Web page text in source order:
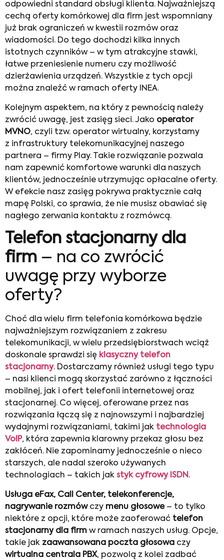
odpowiedni standard obsługi klienta. Najważniejszą
cechą oferty komórkowej dla firm jest wspomniany
już brak ograniczeń w kwestii rozmów oraz
wiadomości. Do tego dochodzi kilka innych
istotnych czynników – w tym atrakcyjne stawki,
łatwe przeniesienie numeru czy możliwość
dzierżawienia urządzeń. Wszystkie z tych opcji
można znaleźć w ramach oferty INEA.
Kolejnym aspektem, na który z pewnością należy
zwrócić uwagę, jest zasięg sieci. Jako operator
MVNO, czyli tzw. operator wirtualny, korzystamy
z infrastruktury telekomunikacyjnej naszego
partnera – firmy Play. Takie rozwiązanie pozwala
nam zapewnić komfortowe warunki dla naszych
klientów, jednocześnie utrzymując opłacalne oferty.
W efekcie nasz zasięg pokrywa praktycznie całą
mapę Polski, co sprawia, że nie musisz obawiać się
nagłego zerwania kontaktu z rozmówcą.
Telefon stacjonarny dla
firm – na co zwrócić
uwagę przy wyborze
oferty?
Choć dla wielu firm telefonia komórkowa będzie
najważniejszym rozwiązaniem z zakresu
telekomunikacji, w wielu przedsiębiorstwach wciąż
doskonale sprawdzi się klasyczny telefon
stacjonarny. Dostarczamy również usługi tego typu
– nasi klienci mogą skorzystać zarówno z łączności
mobilnej, jak i ofert telefonii internetowej oraz
stacjonarnej. Co więcej, oferowane przez nas
rozwiązania łączą się z najnowszymi i najbardziej
wydajnymi rozwiązaniami, takimi jak technologia
VoIP, która zapewnia klarowny przekaz głosu bez
zakłóceń. Nie zapominamy jednocześnie o nieco
starszych, ale nadal szeroko używanych
technologiach – takich jak styk cyfrowy ISDN.
Usługa eFax, Call Center, telekonferencje,
nagrywanie rozmów czy menu głosowe– to tylko
niektóre z opcji, które może zaoferować telefon
stacjonarny dla firm w ramach naszych usług. Opcje,
takie jak zaawansowana poczta głosowa czy
wirtualna centrala PBX, pozwolą z kolei zadbać